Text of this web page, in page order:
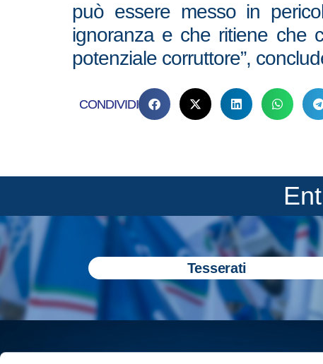
può essere messo in
ignoranza e che ritiene che
potenziale corruttore”,
CONDIVIDI
Tesserati